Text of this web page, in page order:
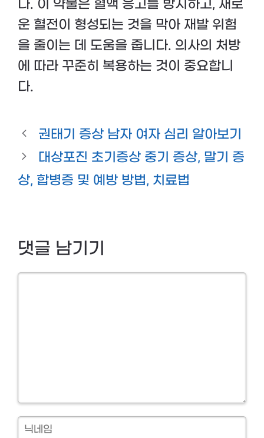
다. 이 약물은 혈액 응고를 방지하고, 새로
운 혈전이 형성되는 것을 막아 재발 위험
을 줄이는 데 도움을 줍니다. 의사의 처방
에 따라 꾸준히 복용하는 것이 중요합니
다.
권태기 증상 남자 여자 심리 알아보기
대상포진 초기증상 중기 증상, 말기 증
상, 합병증 및 예방 방법, 치료법
댓글 남기기
닉